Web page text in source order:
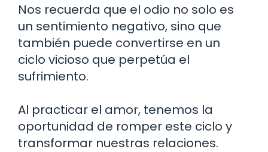
Nos recuerda que el odio no solo es
un sentimiento negativo, sino que
también puede convertirse en un
ciclo vicioso que perpetúa el
sufrimiento.
Al practicar el amor, tenemos la
oportunidad de romper este ciclo y
transformar nuestras relaciones.